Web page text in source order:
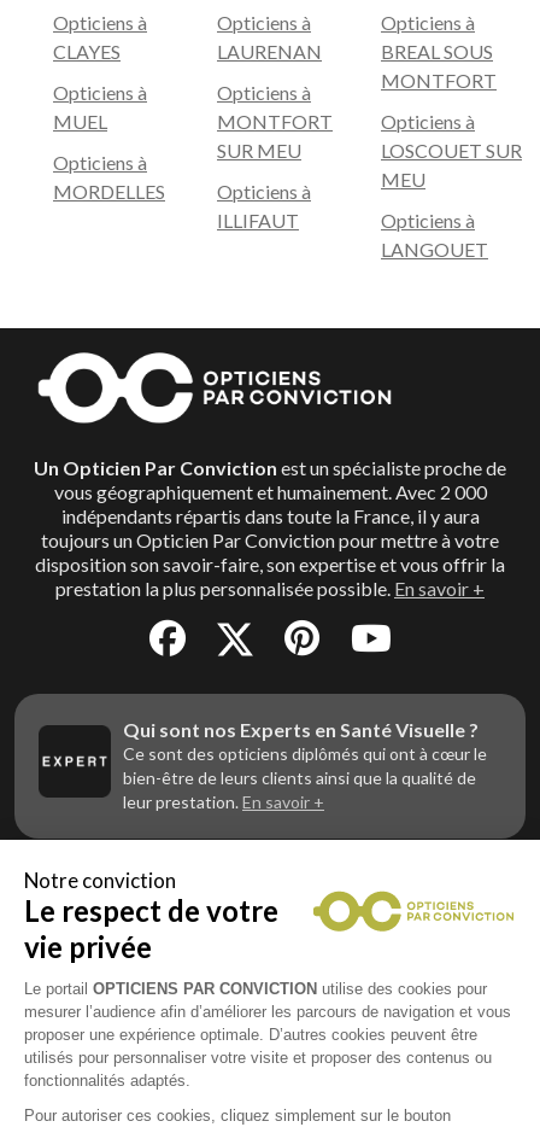
Opticiens à
CLAYES
Opticiens à
MUEL
Opticiens à
MORDELLES
Opticiens à
LAURENAN
Opticiens à
MONTFORT
SUR MEU
Opticiens à
ILLIFAUT
Opticiens à
BREAL SOUS
MONTFORT
Opticiens à
LOSCOUET SUR
MEU
Opticiens à
LANGOUET
Un Opticien Par Conviction est un spécialiste proche de
vous géographiquement et humainement. Avec 2 000
indépendants répartis dans toute la France, il y aura
toujours un Opticien Par Conviction pour mettre à votre
disposition son savoir-faire, son expertise et vous offrir la
prestation la plus personnalisée possible. En savoir +
Qui sont nos Experts en Santé Visuelle ?
Ce sont des opticiens diplômés qui ont à cœur le
bien-être de leurs clients ainsi que la qualité de
leur prestation. En savoir +
Vous êtes un professionnel de la vue et
vous souhaitez nous rejoindre ?
Contactez Alliance Optic, la centrale d’achats et
d’accompagnement des opticiens indépendants
Notre conviction
Le respect de votre
vie privée
Le portail OPTICIENS PAR CONVICTION utilise des cookies pour
mesurer l’audience afin d’améliorer les parcours de navigation et vous
proposer une expérience optimale. D’autres cookies peuvent être
utilisés pour personnaliser votre visite et proposer des contenus ou
fonctionnalités adaptés.
Pour autoriser ces cookies, cliquez simplement sur le bouton